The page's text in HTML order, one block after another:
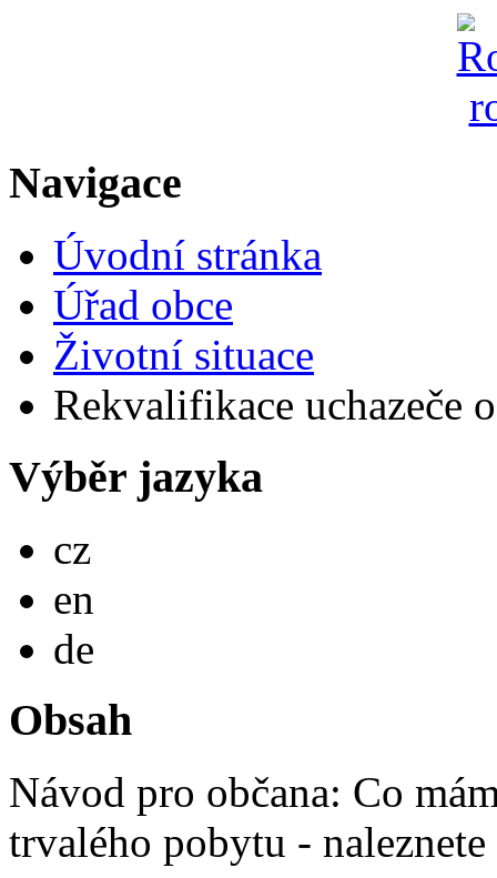
Navigace
Úvodní stránka
Úřad obce
Životní situace
Rekvalifikace uchazeče
Výběr jazyka
cz
en
de
Obsah
Návod pro občana: Co
trvalého pobytu - naleznete